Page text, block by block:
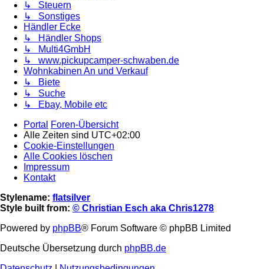
↳ Steuern
↳ Sonstiges
Händler Ecke
↳ Händler Shops
↳ Multi4GmbH
↳ www.pickupcamper-schwaben.de
Wohnkabinen An und Verkauf
↳ Biete
↳ Suche
↳ Ebay, Mobile etc
Portal
Foren-Übersicht
Alle Zeiten sind UTC+02:00
Cookie-Einstellungen
Alle Cookies löschen
Impressum
Kontakt
Stylename: flatsilver
Style built from: © Christian Esch aka Chris1278
Powered by phpBB® Forum Software © phpBB Limited
Deutsche Übersetzung durch phpBB.de